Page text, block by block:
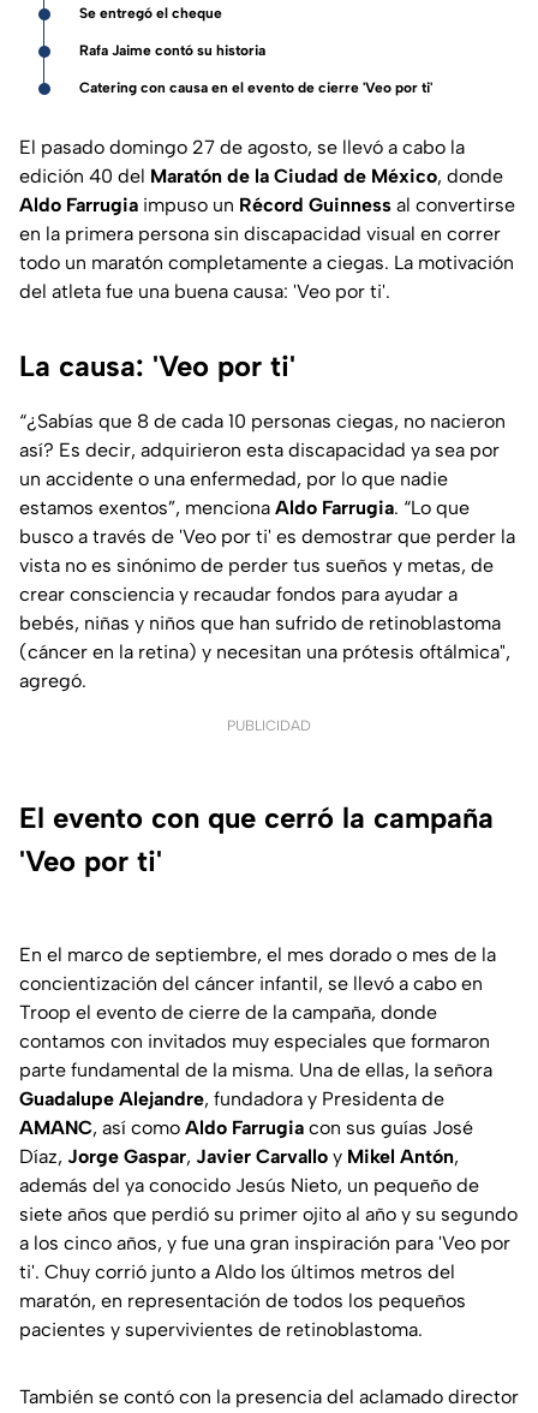
Se entregó el cheque
Rafa Jaime contó su historia
Catering con causa en el evento de cierre 'Veo por ti'
El pasado domingo 27 de agosto, se llevó a cabo la
edición 40 del Maratón de la Ciudad de México, donde
Aldo Farrugia impuso un Récord Guinness al convertirse
en la primera persona sin discapacidad visual en correr
todo un maratón completamente a ciegas. La motivación
del atleta fue una buena causa: 'Veo por ti'.
La causa: 'Veo por ti'
“¿Sabías que 8 de cada 10 personas ciegas, no nacieron
así? Es decir, adquirieron esta discapacidad ya sea por
un accidente o una enfermedad, por lo que nadie
estamos exentos”, menciona Aldo Farrugia. “Lo que
busco a través de 'Veo por ti' es demostrar que perder la
vista no es sinónimo de perder tus sueños y metas, de
crear consciencia y recaudar fondos para ayudar a
bebés, niñas y niños que han sufrido de retinoblastoma
(cáncer en la retina) y necesitan una prótesis oftálmica",
agregó.
PUBLICIDAD
El evento con que cerró la campaña
'Veo por ti'
En el marco de septiembre, el mes dorado o mes de la
concientización del cáncer infantil, se llevó a cabo en
Troop el evento de cierre de la campaña, donde
contamos con invitados muy especiales que formaron
parte fundamental de la misma. Una de ellas, la señora
Guadalupe Alejandre, fundadora y Presidenta de
AMANC, así como Aldo Farrugia con sus guías José
Díaz, Jorge Gaspar, Javier Carvallo y Mikel Antón,
además del ya conocido Jesús Nieto, un pequeño de
siete años que perdió su primer ojito al año y su segundo
a los cinco años, y fue una gran inspiración para 'Veo por
ti'. Chuy corrió junto a Aldo los últimos metros del
maratón, en representación de todos los pequeños
pacientes y supervivientes de retinoblastoma.
También se contó con la presencia del aclamado director